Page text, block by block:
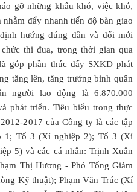
gỡ những khâu khó, việc khó,
đẩy nhanh tiến độ bàn giao
hướng đúng đắn và đổi mới
thi đua, trong thời gian qua
góp phần thúc đẩy SXKD phát
tăng lên, tăng trưởng bình quân
người lao động là 6.870.000
phát triển. Tiêu biểu trong thực
2017 của Công ty là các tập
1; Tổ 3 (Xí nghiệp 2); Tổ 3 (Xí
5) và các cá nhân: Trịnh Xuân
Thị Hương - Phó Tổng Giám
Kỹ thuật); Phạm Văn Trúc (Xí